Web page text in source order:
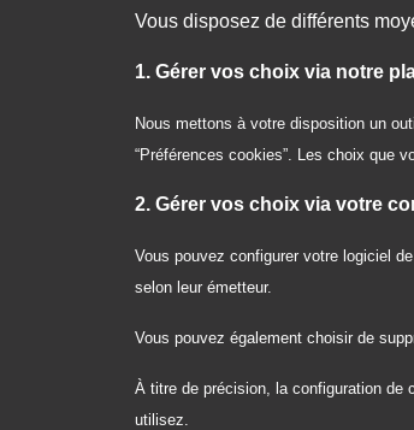
Vous disposez de différents
1. Gérer vos choix via notre
Nous mettons à votre disposition un
“Préférences cookies”. Les choix que
2. Gérer vos choix via votre
Vous pouvez configurer votre logiciel
selon leur émetteur.
Vous pouvez également choisir de
À titre de précision, la configuration de
utilisez.